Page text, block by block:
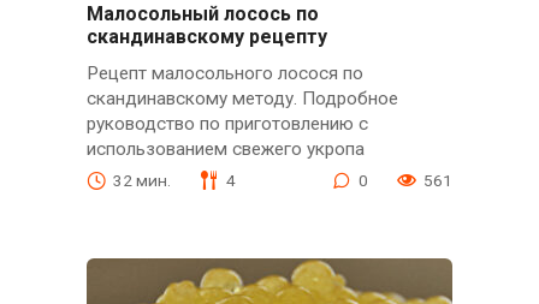
Малосольный лосось по
скандинавскому рецепту
Рецепт малосольного лосося по
скандинавскому методу. Подробное
руководство по приготовлению с
использованием свежего укропа
32 мин. 4 0 561